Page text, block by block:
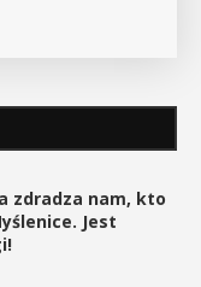
zdradza nam, kto
Jest